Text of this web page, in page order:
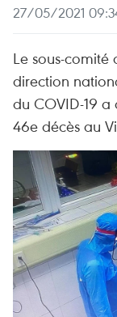
27/05/2021
Le sous-
direction
du COVID-19
46e décès au